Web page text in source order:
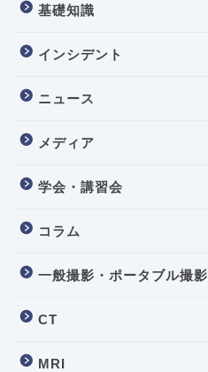
基礎知識
インシデント
ニュース
メディア
学会・講習会
コラム
一般撮影・ポータブル撮影
CT
MRI